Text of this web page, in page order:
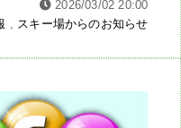
2026/03/02 20:00
スキー場からのお知らせ